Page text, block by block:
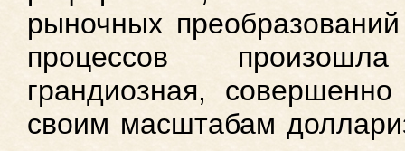
рыночных
процессов
грандиозная,
своим масштабам